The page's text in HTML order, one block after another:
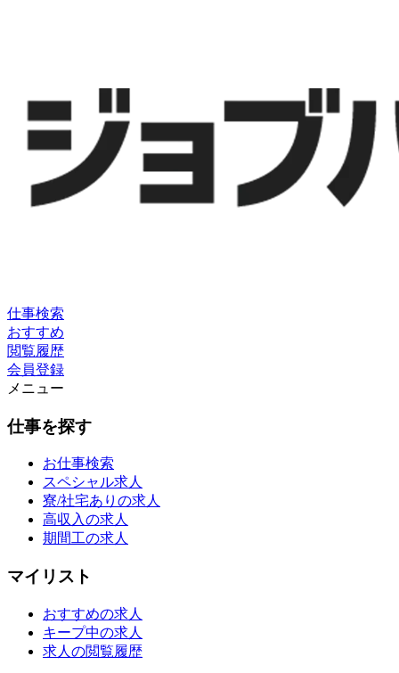
仕事検索
おすすめ
閲覧履歴
会員登録
メニュー
仕事を探す
お仕事検索
スペシャル求人
寮/社宅ありの求人
高収入の求人
期間工の求人
マイリスト
おすすめの求人
キープ中の求人
求人の閲覧履歴